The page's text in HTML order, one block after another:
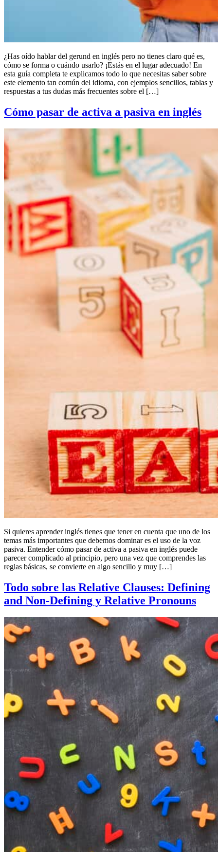
¿Has oído hablar del gerund en inglés pero no tienes claro qué es,
cómo se forma o cuándo usarlo? ¡Estás en el lugar adecuado! En
esta guía completa te explicamos todo lo que necesitas saber sobre
este elemento tan común del idioma, con ejemplos sencillos, tablas y
respuestas a tus dudas más frecuentes sobre el […]
Cómo pasar de activa a pasiva en inglés
Si quieres aprender inglés tienes que tener en cuenta que uno de los
temas más importantes que debemos dominar es el uso de la voz
pasiva. Entender cómo pasar de activa a pasiva en inglés puede
parecer complicado al principio, pero una vez que comprendes las
reglas básicas, se convierte en algo sencillo y muy […]
Todo sobre las Relative Clauses: Defining
and Non-Defining y Relative Pronouns